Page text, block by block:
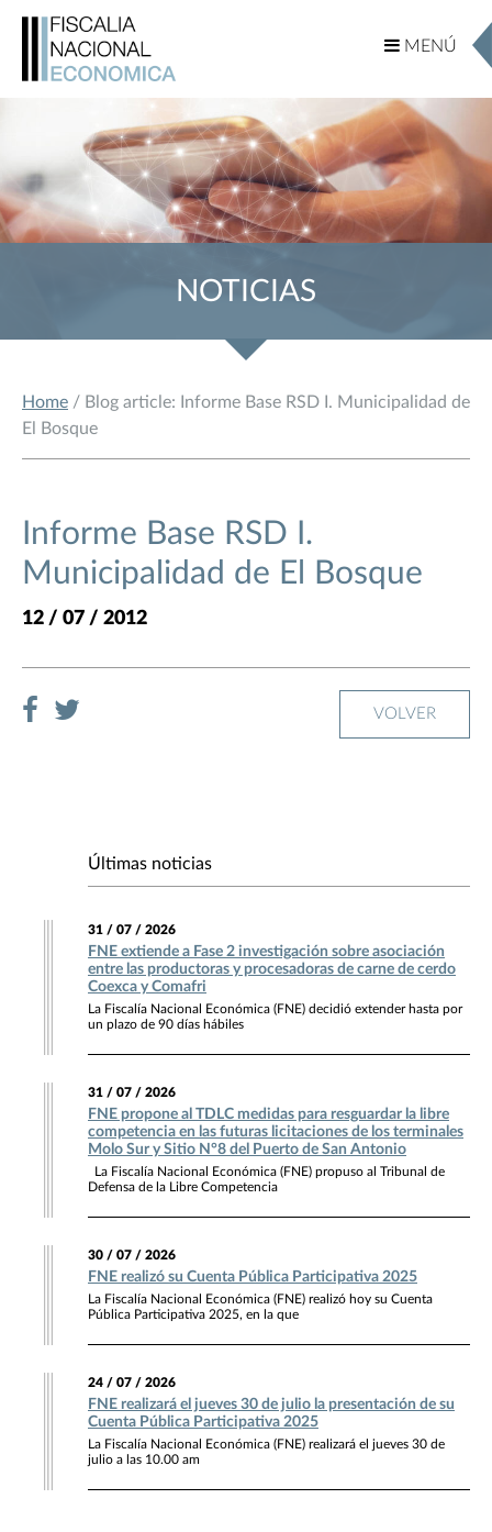
MENÚ
MENÚ
NOTICIAS
Home / Blog article: Informe Base RSD I. Municipalidad de
El Bosque
Informe Base RSD I.
Municipalidad de El Bosque
12 / 07 / 2012
VOLVER
Últimas noticias
31 / 07 / 2026
FNE extiende a Fase 2 investigación sobre asociación
entre las productoras y procesadoras de carne de cerdo
Coexca y Comafri
La Fiscalía Nacional Económica (FNE) decidió extender hasta por
un plazo de 90 días hábiles
31 / 07 / 2026
FNE propone al TDLC medidas para resguardar la libre
competencia en las futuras licitaciones de los terminales
Molo Sur y Sitio N°8 del Puerto de San Antonio
La Fiscalía Nacional Económica (FNE) propuso al Tribunal de
Defensa de la Libre Competencia
30 / 07 / 2026
FNE realizó su Cuenta Pública Participativa 2025
La Fiscalía Nacional Económica (FNE) realizó hoy su Cuenta
Pública Participativa 2025, en la que
24 / 07 / 2026
FNE realizará el jueves 30 de julio la presentación de su
Cuenta Pública Participativa 2025
La Fiscalía Nacional Económica (FNE) realizará el jueves 30 de
julio a las 10.00 am